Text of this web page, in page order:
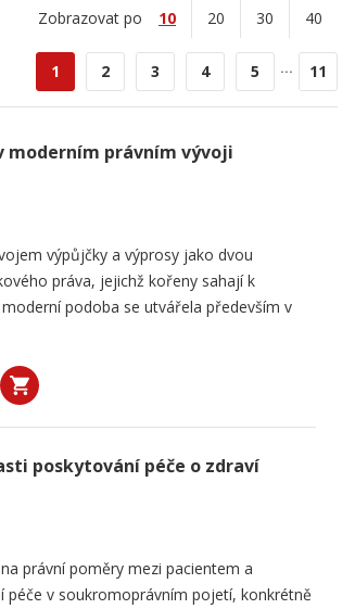
Zobrazovat po 10 20 30 40
1 2 3 4 5 ... 11
moderním právním vývoji
výpůjčky a výprosy jako dvou
práva, jejichž kořeny sahají k
podoba se utvářela především v
poskytování péče o zdraví
právní poměry mezi pacientem a
péče v soukromoprávním pojetí, konkrétně